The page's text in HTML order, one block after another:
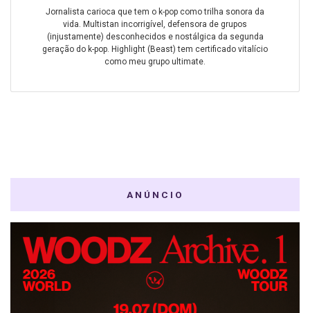
Jornalista carioca que tem o k-pop como trilha sonora da
vida. Multistan incorrigível, defensora de grupos
(injustamente) desconhecidos e nostálgica da segunda
geração do k-pop. Highlight (Beast) tem certificado vitalício
como meu grupo ultimate.
ANÚNCIO